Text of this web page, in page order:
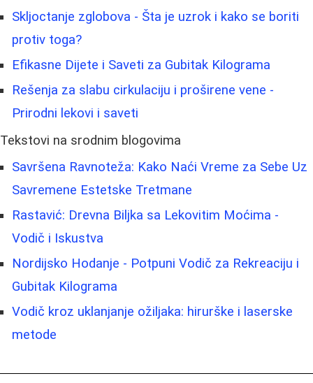
Skljoctanje zglobova - Šta je uzrok i kako se boriti
protiv toga?
Efikasne Dijete i Saveti za Gubitak Kilograma
Rešenja za slabu cirkulaciju i proširene vene -
Prirodni lekovi i saveti
Tekstovi na srodnim blogovima
Savršena Ravnoteža: Kako Naći Vreme za Sebe Uz
Savremene Estetske Tretmane
Rastavić: Drevna Biljka sa Lekovitim Moćima -
Vodič i Iskustva
Nordijsko Hodanje - Potpuni Vodič za Rekreaciju i
Gubitak Kilograma
Vodič kroz uklanjanje ožiljaka: hirurške i laserske
metode